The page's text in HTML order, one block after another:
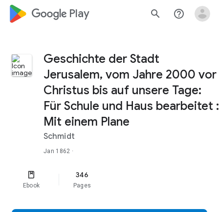
google_logo Play search help_outline
Geschichte der Stadt
Jerusalem, vom Jahre 2000 vor
Christus bis auf unsere Tage:
Für Schule und Haus bearbeitet :
Mit einem Plane
Schmidt
Jan 1862 ·
Ebook
346
Pages